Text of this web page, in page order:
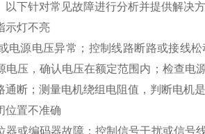
下针对常见故障进行分析并提供解决方
示灯不亮
电源电压异常；控制线路断路或接线
电压，确认电压在额定范围内；检查电
断；测量电机绕组电阻值，判断电机
位置不准确
器或编码器故障；控制信号干扰或信号